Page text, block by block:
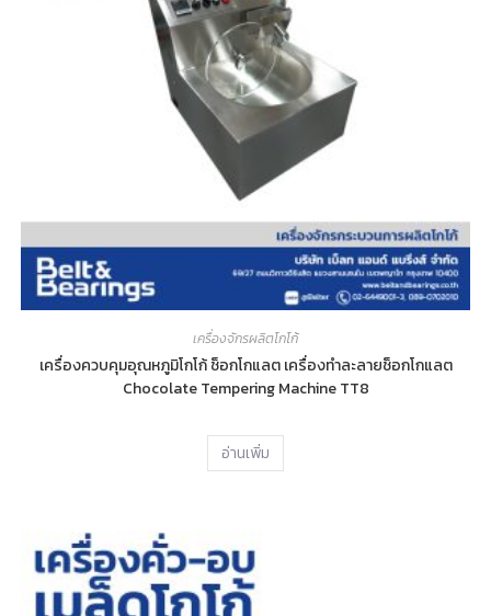
เครื่องจักรผลิตโกโก้
เครื่องควบคุมอุณหภูมิโกโก้ ช็อกโกแลต เครื่องทำละลายช็อกโกแลต
Chocolate Tempering Machine TT8
อ่านเพิ่ม